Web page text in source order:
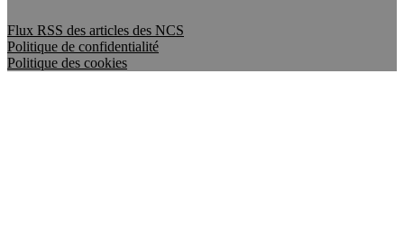
Flux RSS des articles des NCS
Politique de confidentialité
Politique des cookies